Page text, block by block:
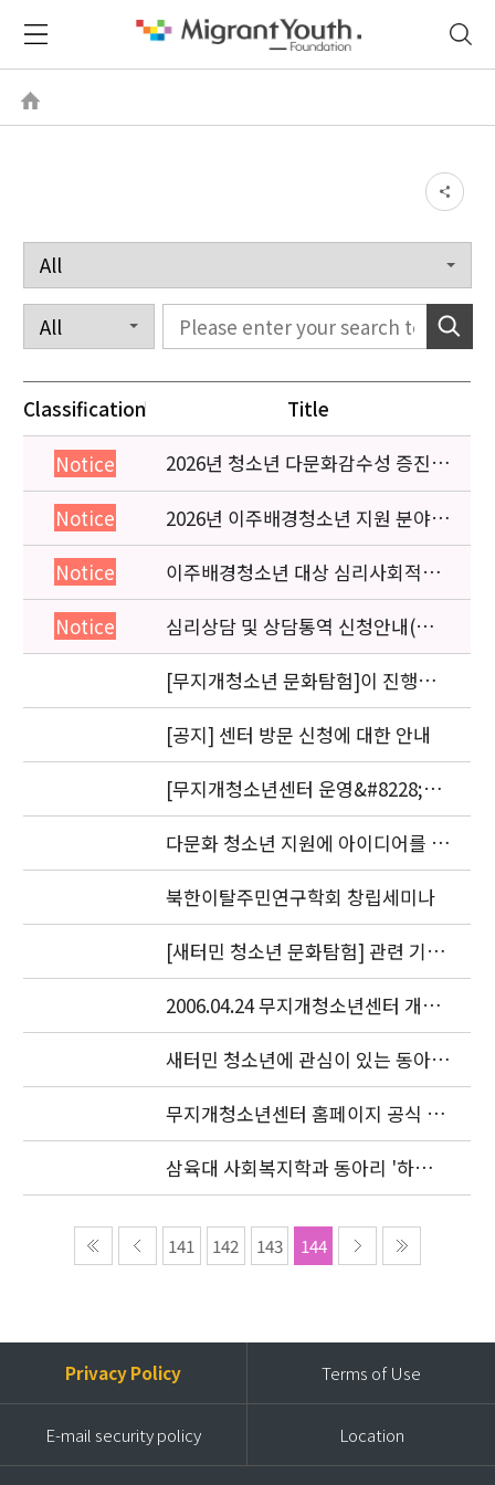
Classification Title
Notice
2026년 청소년 다문화감수성 증진
프로그램 「다가감」신청기관 안내
Notice
2026년 이주배경청소년 지원 분야
종사자 역량강화 교육 일정 안내
Notice
이주배경청소년 대상 심리사회적응
검사 연수동영상 개편 안내
Notice
심리상담 및 상담통역 신청안내(의뢰
서첨부)
[무지개청소년 문화탐험]이 진행됩
니다.
[공지] 센터 방문 신청에 대한 안내
[무지개청소년센터 운영&#8228;자
문위원회 회의] 개최
다문화 청소년 지원에 아이디어를 제
안해 주세요.
북한이탈주민연구학회 창립세미나
[새터민 청소년 문화탐험] 관련 기관
실무자 간담회
2006.04.24 무지개청소년센터 개소
식이 있었습니다.
새터민 청소년에 관심이 있는 동아리
를 찾습니다.
무지개청소년센터 홈페이지 공식 오
픈
삼육대 사회복지학과 동아리 '하늘
샘' 특강
141 142 143 144
Privacy Policy Terms of Use
E-mail security policy Location